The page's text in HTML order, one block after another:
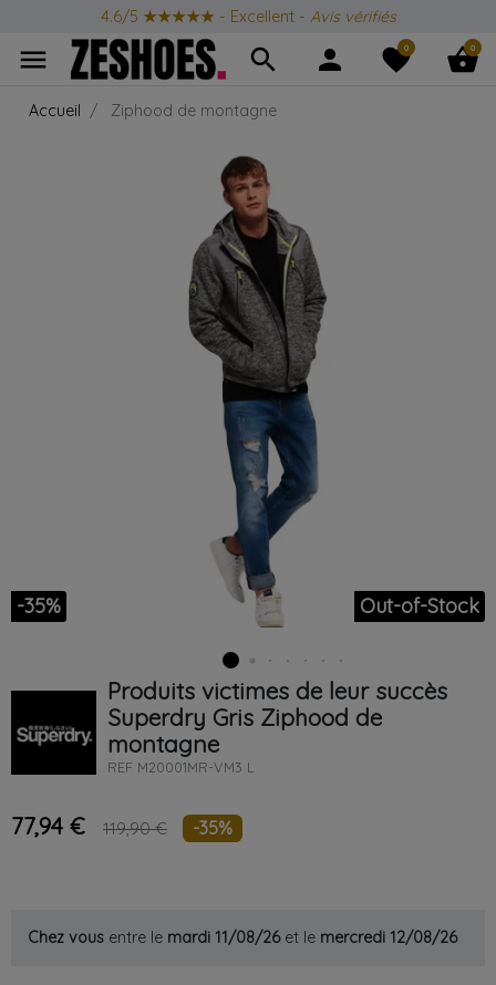
4.6/5 ★★★★★ - Excellent - Avis vérifiés
menu search person favorite
0 shopping_basket
0
Accueil Ziphood de montagne
-35% Out-of-Stock
Produits victimes de leur succès
Superdry Gris Ziphood de
montagne
REF M20001MR-VM3 L
77,94 € 119,90 € -35%
Chez vous entre le mardi 11/08/26et le mercredi 12/08/26